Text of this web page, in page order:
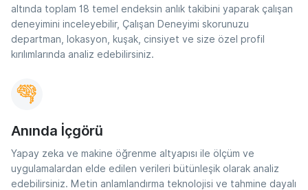
altında toplam 18 temel endeksin anlık takibini yaparak çalışan
deneyimini inceleyebilir, Çalışan Deneyimi skorunuzu
departman, lokasyon, kuşak, cinsiyet ve size özel profil
kırılımlarında analiz edebilirsiniz.
Anında İçgörü
Yapay zeka ve makine öğrenme altyapısı ile ölçüm ve
uygulamalardan elde edilen verileri bütünleşik olarak analiz
edebilirsiniz. Metin anlamlandırma teknolojisi ve tahmine dayalı